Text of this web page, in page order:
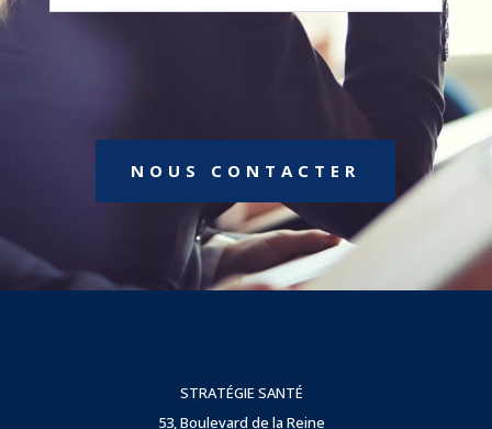
NOUS CONTACTER
STRATÉGIE SANTÉ
53, Boulevard de la Reine